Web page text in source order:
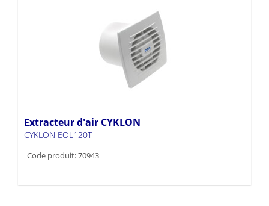
Extracteur d'air CYKLON
CYKLON EOL120T
Code produit: 70943